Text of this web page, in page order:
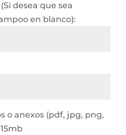
desea que sea
en blanco):
o anexos (pdf, jpg, png,